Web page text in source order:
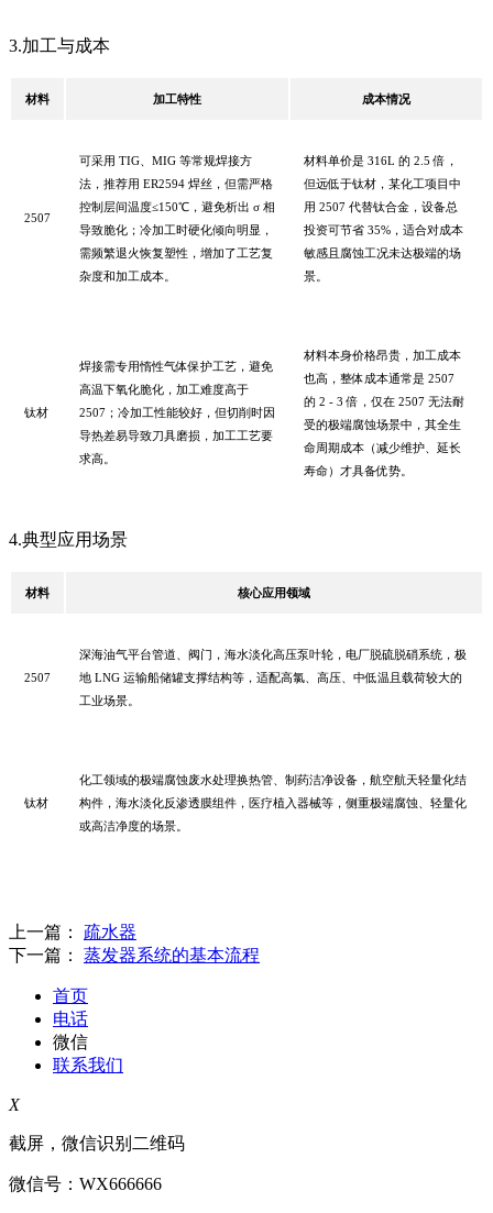
3.加工与成本
材料 加工特性 成本情况
2507
可采用 TIG、MIG 等常规焊接方
法，推荐用 ER2594 焊丝，但需严格
控制层间温度≤150℃，避免析出 σ 相
导致脆化；冷加工时硬化倾向明显，
需频繁退火恢复塑性，增加了工艺复
杂度和加工成本。
材料单价是 316L 的 2.5 倍，
但远低于钛材，某化工项目中
用 2507 代替钛合金，设备总
投资可节省 35%，适合对成本
敏感且腐蚀工况未达极端的场
景。
钛材
焊接需专用惰性气体保护工艺，避免
高温下氧化脆化，加工难度高于
2507；冷加工性能较好，但切削时因
导热差易导致刀具磨损，加工工艺要
求高。
材料本身价格昂贵，加工成本
也高，整体成本通常是 2507
的 2 - 3 倍，仅在 2507 无法耐
受的极端腐蚀场景中，其全生
命周期成本（减少维护、延长
寿命）才具备优势。
4.典型应用场景
材料 核心应用领域
2507
深海油气平台管道、阀门，海水淡化高压泵叶轮，电厂脱硫脱硝系统，极
地 LNG 运输船储罐支撑结构等，适配高氯、高压、中低温且载荷较大的
工业场景。
钛材
化工领域的极端腐蚀废水处理换热管、制药洁净设备，航空航天轻量化结
构件，海水淡化反渗透膜组件，医疗植入器械等，侧重极端腐蚀、轻量化
或高洁净度的场景。
上一篇： 疏水器
下一篇： 蒸发器系统的基本流程
首页
电话
微信
联系我们
X
截屏，微信识别二维码
微信号： WX666666